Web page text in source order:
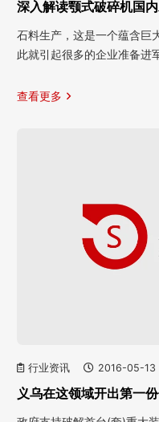
深入解读颚式破碎机国
石料生产，这是一个蕴含巨
此就引起很多的企业准备进
查看更多
行业资讯 2016-05-13
义乌在这领域开出第一